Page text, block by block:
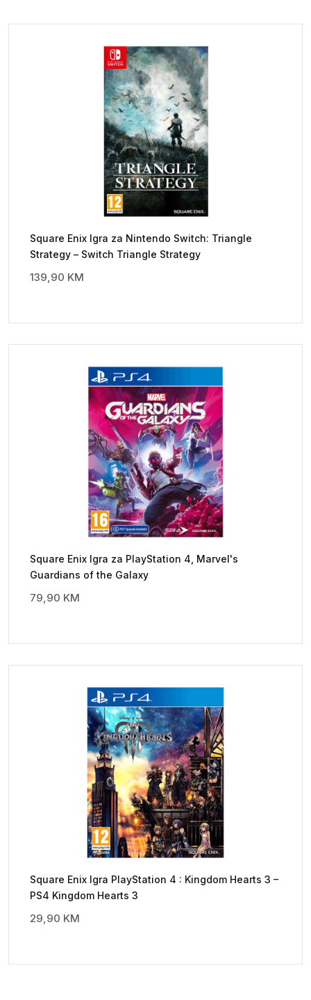
Square Enix Igra za Nintendo Switch: Triangle
Strategy – Switch Triangle Strategy
139,90 KM
Square Enix Igra za PlayStation 4, Marvel's
Guardians of the Galaxy
79,90 KM
Square Enix Igra PlayStation 4 : Kingdom Hearts 3 –
PS4 Kingdom Hearts 3
29,90 KM